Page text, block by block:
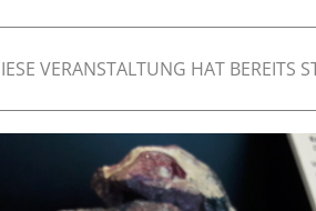
VERANSTALTUNG HAT BEREITS